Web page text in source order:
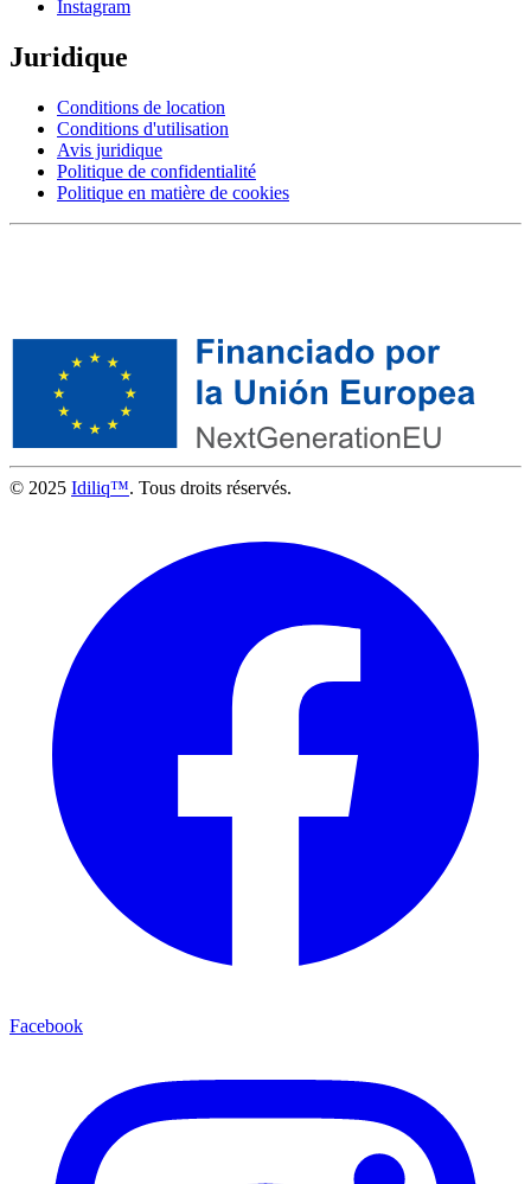
Instagram
Juridique
Conditions de location
Conditions d'utilisation
Avis juridique
Politique de confidentialité
Politique en matière de cookies
© 2025 Idiliq™. Tous droits réservés.
Facebook